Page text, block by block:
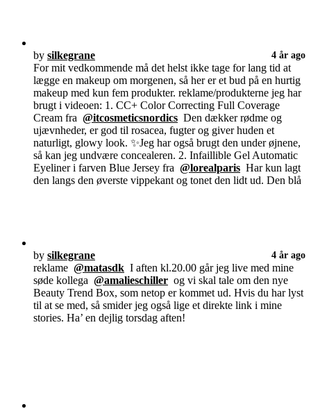
by silkegrane 4 år ago
For mit vedkommende må det helst ikke tage for lang tid at
lægge en makeup om morgenen, så her er et bud på en hurtig
makeup med kun fem produkter. reklame/produkterne jeg har
brugt i videoen: 1. CC+ Color Correcting Full Coverage
Cream fra @itcosmeticsnordics Den dækker rødme og
ujævnheder, er god til rosacea, fugter og giver huden et
naturligt, glowy look. ✨Jeg har også brugt den under øjnene,
så kan jeg undvære concealeren. 2. Infaillible Gel Automatic
Eyeliner i farven Blue Jersey fra @lorealparis Har kun lagt
den langs den øverste vippekant og tonet den lidt ud. Den blå
by silkegrane 4 år ago
reklame @matasdk I aften kl.20.00 går jeg live med mine
søde kollega @amalieschiller og vi skal tale om den nye
Beauty Trend Box, som netop er kommet ud. Hvis du har lyst
til at se med, så smider jeg også lige et direkte link i mine
stories. Ha’ en dejlig torsdag aften!